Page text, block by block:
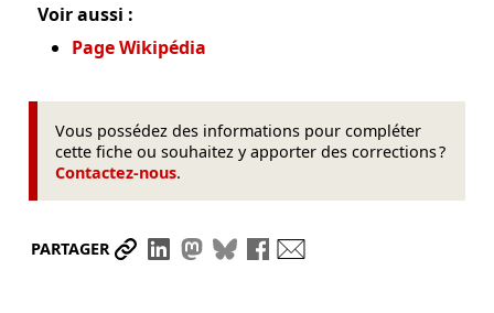
Voir aussi :
Page Wikipédia
Vous possédez des informations pour compléter
cette fiche ou souhaitez y apporter des corrections ?
Contactez-nous.
PARTAGER Partager le lien
Partager sur LinkedIn
Partager sur Mastodon
Partager sur Bluesky
Partager sur Facebook